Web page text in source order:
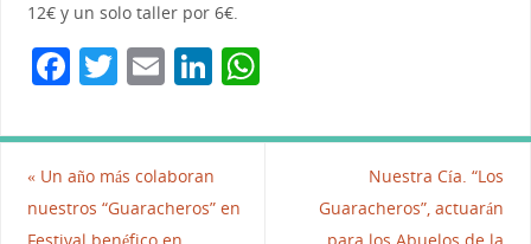
12€ y un solo taller por 6€.
F
c
e
b
T
itt
er
E
ai
l
Li
k
e
dI
W
at
«Un año más colaboran
nuestros “Guaracheros” en
Nuestra Cía. “Los
Guaracheros”, actuarán